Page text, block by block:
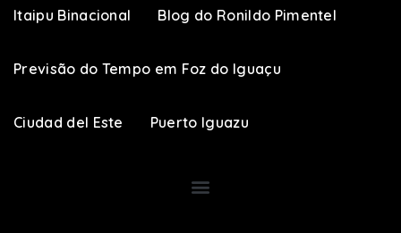
Itaipu Binacional Blog do Ronildo Pimentel
Previsão do Tempo em Foz do Iguaçu
Ciudad del Este Puerto Iguazu